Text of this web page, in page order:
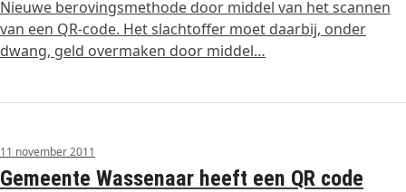
Nieuwe berovingsmethode door middel van het scannen
van een QR-code. Het slachtoffer moet daarbij, onder
dwang, geld overmaken door middel…
11 november 2011
Gemeente Wassenaar heeft een QR code